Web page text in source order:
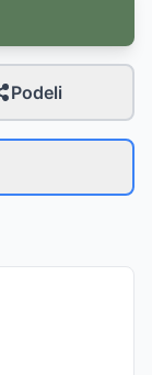
Podeli